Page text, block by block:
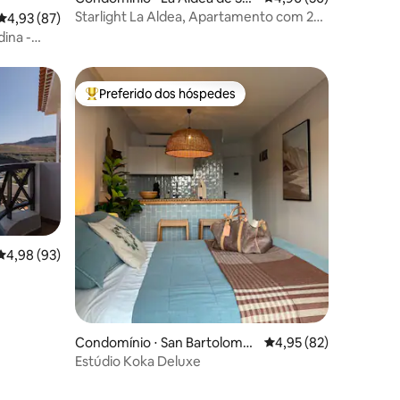
de uma avaliação média de 5, 87 avaliações
4,93 (87)
-
n Nicolas de Tolentino
Starlight La Aldea, Apartamento com 2
hóspedes
de uma avaliação média de 5, 93 avaliações
4,98 (93)
Entre os melhores preferidos dos hóspedes
Preferido dos hóspedes
Condomínio ⋅ San Bartolomé
de Tirajana
4,95 de uma
4,95 (82)
Estúdio Koka Deluxe